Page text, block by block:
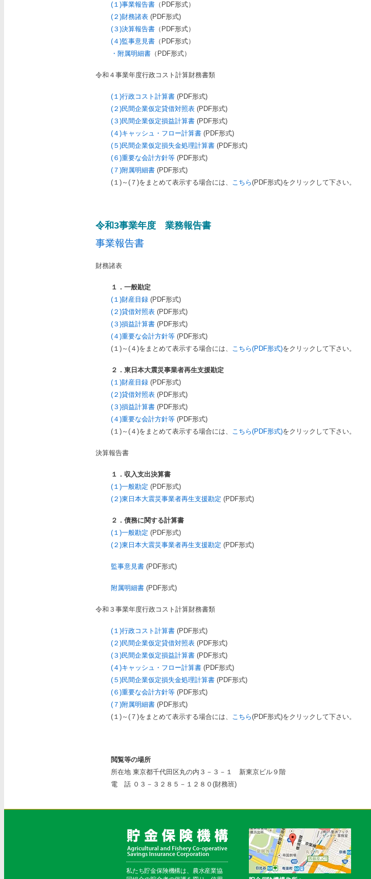
(１)事業報告書 （PDF形式）
(２)財務諸表 (PDF形式)
(３)決算報告書 （PDF形式）
(４)監事意見書 （PDF形式）
・附属明細書 （PDF形式）
令和４事業年度行政コスト計算財務書類
(１)行政コスト計算書 (PDF形式)
(２)民間企業仮定貸借対照表 (PDF形式)
(３)民間企業仮定損益計算書 (PDF形式)
(４)キャッシュ・フロー計算書 (PDF形式)
(５)民間企業仮定損失金処理計算書 (PDF形式)
(６)重要な会計方針等 (PDF形式)
(７)附属明細書 (PDF形式)
(１)～(７)をまとめて表示する場合には、 こちら(PDF形式)をクリックして下さい。
令和3事業年度 業務報告書
事業報告書
財務諸表
１．一般勘定
(１)財産目録 (PDF形式)
(２)貸借対照表 (PDF形式)
(３)損益計算書 (PDF形式)
(４)重要な会計方針等 (PDF形式)
(１)～(４)をまとめて表示する場合には、 こちら(PDF形式)をクリックして下さい。
２．東日本大震災事業者再生支援勘定
(１)財産目録 (PDF形式)
(２)貸借対照表 (PDF形式)
(３)損益計算書 (PDF形式)
(４)重要な会計方針等 (PDF形式)
(１)～(４)をまとめて表示する場合には、 こちら(PDF形式)をクリックして下さい。
決算報告書
１．収入支出決算書
(１)一般勘定 (PDF形式)
(２)東日本大震災事業者再生支援勘定 (PDF形式)
２．債務に関する計算書
(１)一般勘定 (PDF形式)
(２)東日本大震災事業者再生支援勘定 (PDF形式)
監事意見書 (PDF形式)
附属明細書 (PDF形式)
令和３事業年度行政コスト計算財務書類
(１)行政コスト計算書 (PDF形式)
(２)民間企業仮定貸借対照表 (PDF形式)
(３)民間企業仮定損益計算書 (PDF形式)
(４)キャッシュ・フロー計算書 (PDF形式)
(５)民間企業仮定損失金処理計算書 (PDF形式)
(６)重要な会計方針等 (PDF形式)
(７)附属明細書 (PDF形式)
(１)～(７)をまとめて表示する場合には、 こちら(PDF形式)をクリックして下さい。
閲覧等の場所
所在地 東京都千代田区丸の内３－３－１ 新東京ビル９階
電 話 ０３－３２８５－１２８０(財務班)
私たち貯金保険機構は、農水産業協